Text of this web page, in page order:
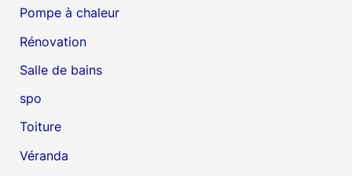
Pompe à chaleur
Rénovation
Salle de bains
spo
Toiture
Véranda